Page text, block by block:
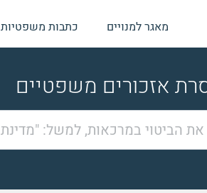
מאגר למנויים כתבות משפטיות
אזכורים משפטיים